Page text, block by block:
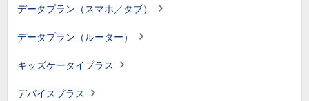
データプラン（スマホ／タブ）
データプラン（ルーター）
キッズケータイプラス
デバイスプラス